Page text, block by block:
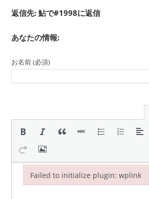
返信先: 鮎で#1998に返信
あなたの情報:
お名前 (必須)
Failed to initialize plugin: wplink
Failed to initialize plugin: wplink